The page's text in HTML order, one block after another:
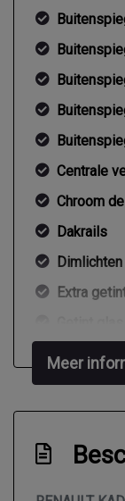
Centrale
Chroom
Dakrails
Extra
Keyless
Led
Led
Meer